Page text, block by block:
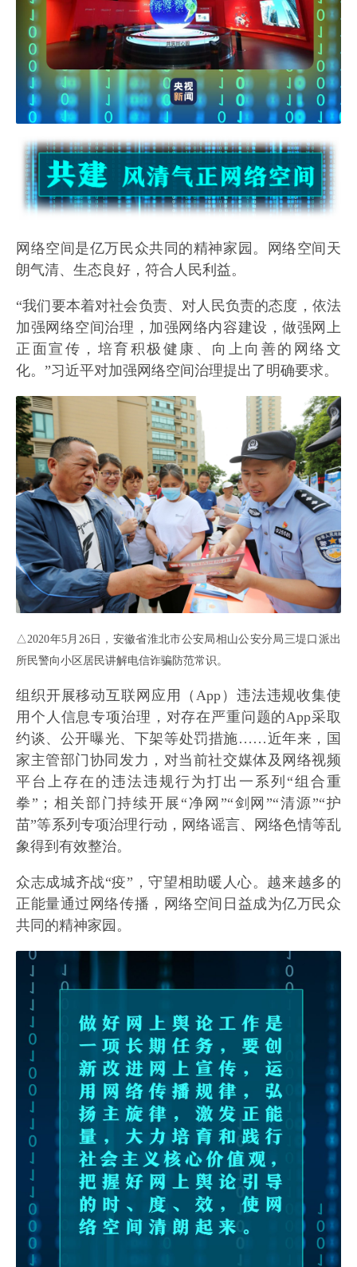
网络空间是亿万民众共同的精神家园。网络空间天
朗气清、生态良好，符合人民利益。
“我们要本着对社会负责、对人民负责的态度，依法
加强网络空间治理，加强网络内容建设，做强网上
正面宣传，培育积极健康、向上向善的网络文
化。”习近平对加强网络空间治理提出了明确要求。
△2020年5月26日，安徽省淮北市公安局相山公安分局三堤口派出
所民警向小区居民讲解电信诈骗防范常识。
组织开展移动互联网应用（App）违法违规收集使
用个人信息专项治理，对存在严重问题的App采取
约谈、公开曝光、下架等处罚措施……近年来，国
家主管部门协同发力，对当前社交媒体及网络视频
平台上存在的违法违规行为打出一系列“组合重
拳”；相关部门持续开展“净网”“剑网”“清源”“护
苗”等系列专项治理行动，网络谣言、网络色情等乱
象得到有效整治。
众志成城齐战“疫”，守望相助暖人心。越来越多的
正能量通过网络传播，网络空间日益成为亿万民众
共同的精神家园。